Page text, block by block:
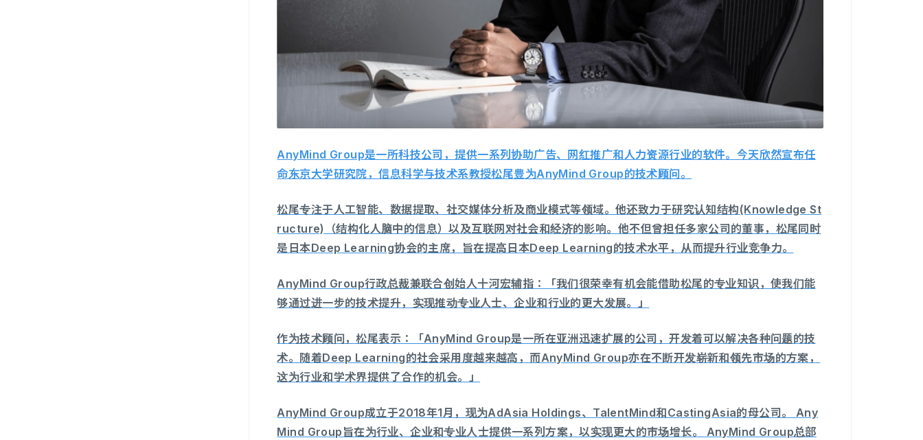
AnyMind Group是一所科技公司，提供一系列协助广告、网红推广和人力资源行业的软件。今天欣然宣布任
命东京大学研究院，信息科学与技术系教授松尾豊为AnyMind Group的技术顾问。
松尾专注于人工智能、数据提取、社交媒体分析及商业模式等领域。他还致力于研究认知结构(Knowledge St
ructure)（结构化人脑中的信息）以及互联网对社会和经济的影响。他不但曾担任多家公司的董事，松尾同时
是日本Deep Learning协会的主席，旨在提高日本Deep Learning的技术水平，从而提升行业竞争力。
AnyMind Group行政总裁兼联合创始人十河宏辅指：「我们很荣幸有机会能借助松尾的专业知识，使我们能
够通过进一步的技术提升，实现推动专业人士、企业和行业的更大发展。」
作为技术顾问，松尾表示：「AnyMind Group是一所在亚洲迅速扩展的公司，开发着可以解决各种问题的技
术。随着Deep Learning的社会采用度越来越高，而AnyMind Group亦在不断开发崭新和领先市场的方案，
这为行业和学术界提供了合作的机会。」
AnyMind Group成立于2018年1月，现为AdAsia Holdings、TalentMind和CastingAsia的母公司。 Any
Mind Group旨在为行业、企业和专业人士提供一系列方案，以实现更大的市场增长。 AnyMind Group总部